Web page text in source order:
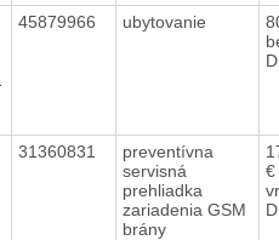
45879966 ubytovanie
31360831
preventívna
servisná
prehliadka
zariadenia GSM
brány
€